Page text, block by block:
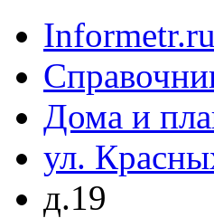
Informetr.ru
Дома и
ул.
д.19